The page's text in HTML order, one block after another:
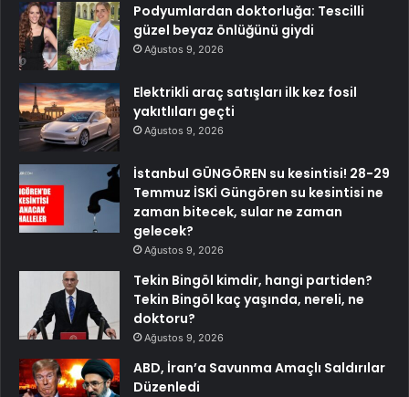
Podyumlardan doktorluğa: Tescilli
güzel beyaz önlüğünü giydi
Ağustos 9, 2026
Elektrikli araç satışları ilk kez fosil
yakıtlıları geçti
Ağustos 9, 2026
İstanbul GÜNGÖREN su kesintisi! 28-29
Temmuz İSKİ Güngören su kesintisi ne
zaman bitecek, sular ne zaman
gelecek?
Ağustos 9, 2026
Tekin Bingöl kimdir, hangi partiden?
Tekin Bingöl kaç yaşında, nereli, ne
doktoru?
Ağustos 9, 2026
ABD, İran’a Savunma Amaçlı Saldırılar
Düzenledi